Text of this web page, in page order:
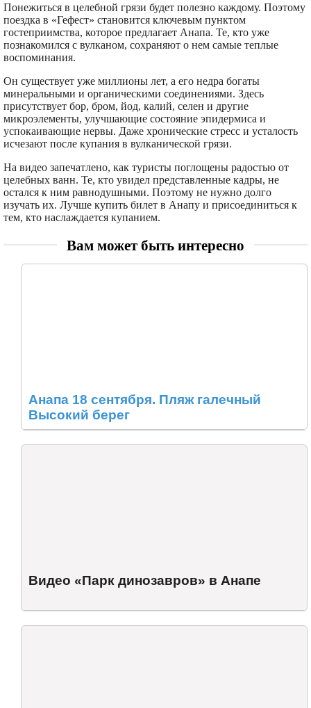
Понежиться в целебной грязи будет полезно каждому. Поэтому
поездка в «Гефест» становится ключевым пунктом
гостеприимства, которое предлагает Анапа. Те, кто уже
познакомился с вулканом, сохраняют о нем самые теплые
воспоминания.
Он существует уже миллионы лет, а его недра богаты
минеральными и органическими соединениями. Здесь
присутствует бор, бром, йод, калий, селен и другие
микроэлементы, улучшающие состояние эпидермиса и
успокаивающие нервы. Даже хронические стресс и усталость
исчезают после купания в вулканической грязи.
На видео запечатлено, как туристы поглощены радостью от
целебных ванн. Те, кто увидел представленные кадры, не
остался к ним равнодушными. Поэтому не нужно долго
изучать их. Лучше купить билет в Анапу и присоединиться к
тем, кто наслаждается купанием.
Вам может быть интересно
Анапа 18 сентября. Пляж галечный
Высокий берег
Видео «Парк динозавров» в Анапе